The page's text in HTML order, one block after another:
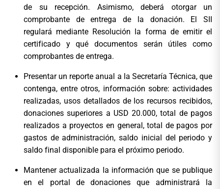
de su recepción. Asimismo, deberá otorgar un
comprobante de entrega de la donación. El SII
regulará mediante Resolución la forma de emitir el
certificado y qué documentos serán útiles como
comprobantes de entrega.
Presentar un reporte anual a la Secretaría Técnica, que
contenga, entre otros, información sobre: actividades
realizadas, usos detallados de los recursos recibidos,
donaciones superiores a USD 20.000, total de pagos
realizados a proyectos en general, total de pagos por
gastos de administración, saldo inicial del periodo y
saldo final disponible para el próximo periodo.
Mantener actualizada la información que se publique
en el portal de donaciones que administrará la